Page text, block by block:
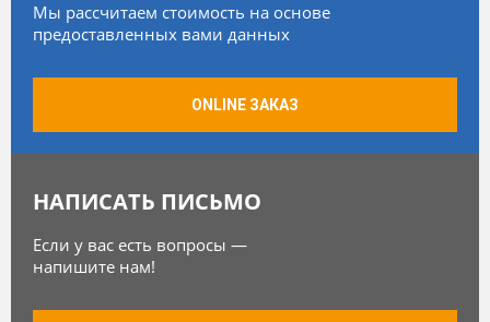
Мы рассчитаем стоимость на основе
предоставленных вами данных
ONLINE ЗАКАЗ
НАПИСАТЬ ПИСЬМО
Если у вас есть вопросы —
напишите нам!